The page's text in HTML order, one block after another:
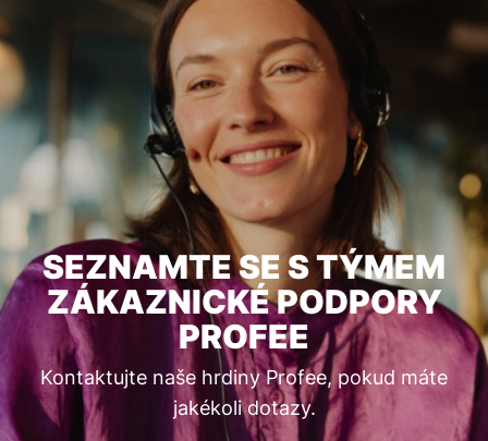
SEZNAMTE SE S TÝMEM
ZÁKAZNICKÉ PODPORY
PROFEE
Kontaktujte naše hrdiny Profee, pokud máte
jakékoli dotazy.